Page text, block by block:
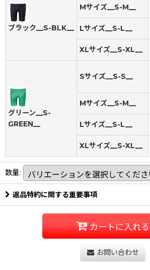
ブラック__S-BLK__
Mサイズ__S-M__
Lサイズ__S-L__
XLサイズ__S-XL__
グリーン__S-
GREEN__
Sサイズ__S-S__
Mサイズ__S-M__
Lサイズ__S-L__
XLサイズ__S-XL__
数量:
返品特約に関する重要事項
カートに入れる
お問い合わせ